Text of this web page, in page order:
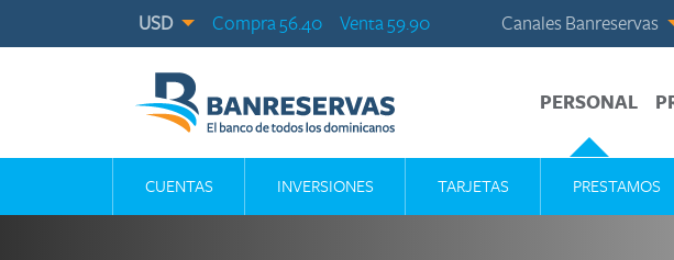
USD Compra 56.40 Venta 59.90 Canales Banreservas
PERSONAL
CUENTAS INVERSIONES TARJETAS PRESTAMOS